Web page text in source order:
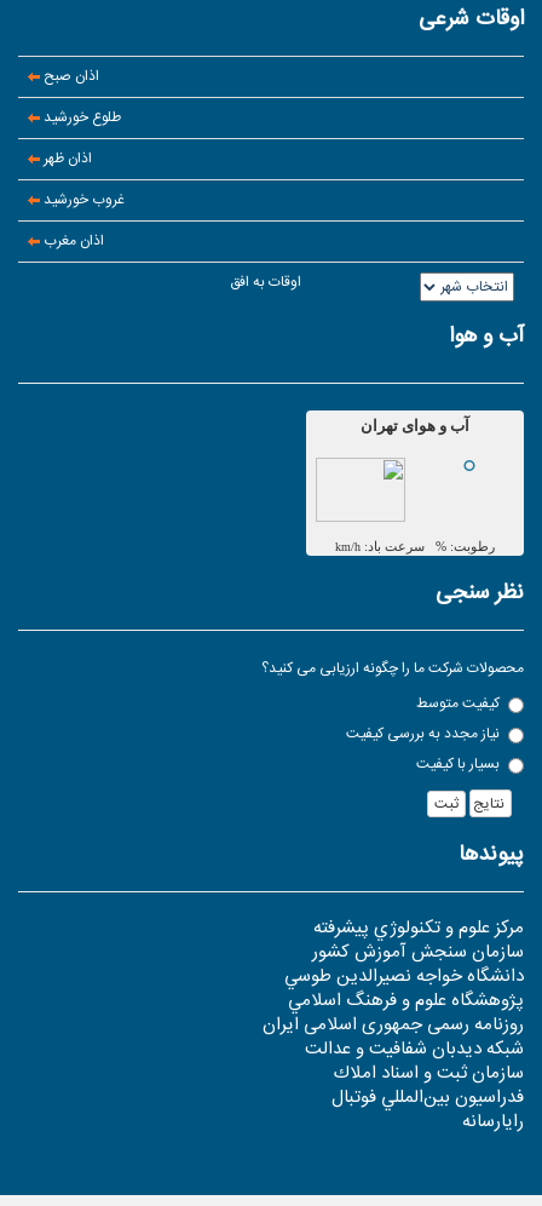
اوقات شرعی
اذان صبح
طلوع خورشید
اذان ظهر
غروب خورشید
اذان مغرب
اوقات به افق
آب و هوا
نظر سنجی
محصولات شرکت ما را چگونه ارزیابی می کنید؟
کیفیت متوسط
نیاز مجدد به بررسی کیفیت
بسیار با کیفیت
ثبت
پیوندها
مرکز علوم و تکنولوژي پيشرفته
سازمان سنجش آموزش كشور
دانشگاه خواجه نصيرالدين طوسي
پژوهشگاه علوم و فرهنگ اسلامي
روزنامه رسمی جمهوری اسلامی ایران
شبکه دیدبان شفافیت و عدالت
سازمان ثبت و اسناد املاك
فدراسيون بين‌المللي فوتبال
رایارسانه